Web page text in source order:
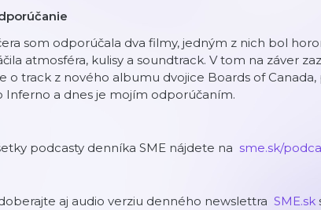
som odporúčala dva filmy, jedným z nich bol
atmosféra, kulisy a soundtrack. V tom na záver
o track z nového albumu dvojice Boards of
Inferno a dnes je mojím odporúčaním.
podcasty denníka SME nájdete na
sme.sk/
aj audio verziu denného newslettra ⁠⁠⁠⁠⁠⁠⁠⁠⁠⁠⁠⁠⁠⁠⁠⁠⁠⁠⁠⁠⁠⁠⁠⁠⁠⁠⁠⁠⁠⁠⁠⁠⁠⁠⁠⁠⁠⁠⁠⁠⁠⁠⁠⁠⁠⁠⁠⁠⁠⁠⁠⁠⁠⁠⁠⁠⁠⁠⁠⁠⁠⁠⁠⁠⁠⁠⁠⁠⁠⁠⁠⁠⁠⁠⁠⁠⁠⁠⁠⁠⁠⁠⁠⁠⁠⁠⁠⁠⁠⁠⁠⁠⁠⁠⁠⁠⁠⁠⁠⁠⁠⁠⁠⁠⁠⁠⁠⁠⁠⁠⁠⁠⁠⁠⁠⁠⁠⁠⁠⁠⁠⁠⁠⁠⁠⁠⁠⁠⁠⁠⁠⁠⁠⁠⁠⁠⁠⁠⁠⁠⁠⁠⁠⁠⁠⁠⁠⁠⁠⁠⁠⁠⁠⁠⁠⁠⁠⁠⁠⁠⁠⁠⁠⁠⁠⁠⁠⁠⁠⁠⁠⁠⁠⁠⁠⁠⁠⁠⁠⁠⁠⁠⁠⁠⁠⁠⁠⁠⁠⁠⁠⁠⁠⁠⁠⁠⁠⁠⁠⁠⁠⁠⁠⁠⁠⁠⁠⁠⁠⁠⁠⁠⁠⁠⁠⁠⁠⁠⁠⁠⁠⁠⁠⁠⁠⁠⁠⁠⁠⁠⁠⁠⁠⁠⁠⁠⁠⁠⁠⁠⁠⁠⁠⁠⁠⁠⁠⁠⁠⁠⁠⁠⁠⁠⁠⁠⁠⁠⁠⁠⁠⁠⁠⁠⁠⁠⁠⁠⁠⁠⁠⁠⁠⁠⁠⁠⁠⁠⁠⁠⁠⁠⁠⁠⁠⁠⁠⁠⁠⁠⁠⁠⁠⁠⁠⁠⁠⁠⁠⁠⁠⁠⁠⁠⁠⁠⁠⁠⁠⁠⁠⁠⁠⁠⁠⁠⁠⁠⁠⁠⁠⁠⁠⁠⁠⁠⁠⁠⁠⁠⁠⁠⁠⁠⁠⁠⁠⁠⁠⁠⁠⁠⁠⁠⁠⁠⁠⁠⁠⁠⁠ SME.sk⁠⁠⁠⁠⁠⁠⁠⁠⁠⁠⁠⁠⁠⁠⁠⁠⁠⁠⁠⁠⁠⁠⁠⁠⁠⁠⁠⁠⁠⁠⁠⁠⁠⁠⁠⁠⁠⁠⁠⁠⁠⁠⁠⁠⁠⁠⁠⁠⁠⁠⁠⁠⁠⁠⁠⁠⁠⁠⁠⁠⁠⁠⁠⁠⁠⁠⁠⁠⁠⁠⁠⁠⁠⁠⁠⁠⁠⁠⁠⁠⁠⁠⁠⁠⁠⁠⁠⁠⁠⁠⁠⁠⁠⁠⁠⁠⁠⁠⁠⁠⁠⁠⁠⁠⁠⁠⁠⁠⁠⁠⁠⁠⁠⁠⁠⁠⁠⁠⁠⁠⁠⁠⁠⁠⁠⁠⁠⁠⁠⁠⁠⁠⁠⁠⁠⁠⁠⁠⁠⁠⁠⁠⁠⁠⁠⁠⁠⁠⁠⁠⁠⁠⁠⁠⁠⁠⁠⁠⁠⁠⁠⁠⁠⁠⁠⁠⁠⁠⁠⁠⁠⁠⁠⁠⁠⁠⁠⁠⁠⁠⁠⁠⁠⁠⁠⁠⁠⁠⁠⁠⁠⁠⁠⁠⁠⁠⁠⁠⁠⁠⁠⁠⁠⁠⁠⁠⁠⁠⁠⁠⁠⁠⁠⁠⁠⁠⁠⁠⁠⁠⁠⁠⁠⁠⁠⁠⁠⁠⁠⁠⁠⁠⁠⁠⁠⁠⁠⁠⁠⁠⁠⁠⁠⁠⁠⁠⁠⁠⁠⁠⁠⁠⁠⁠⁠⁠⁠⁠⁠⁠⁠⁠⁠⁠⁠⁠⁠⁠⁠⁠⁠⁠⁠⁠⁠⁠⁠⁠⁠⁠⁠⁠⁠⁠⁠⁠⁠⁠⁠⁠⁠⁠⁠⁠⁠⁠⁠⁠⁠⁠⁠⁠⁠⁠⁠⁠⁠⁠⁠⁠⁠⁠⁠⁠⁠⁠⁠⁠⁠⁠⁠⁠⁠⁠⁠⁠⁠⁠⁠⁠⁠⁠⁠⁠⁠⁠⁠⁠⁠⁠⁠⁠⁠⁠⁠⁠⁠⁠⁠⁠⁠